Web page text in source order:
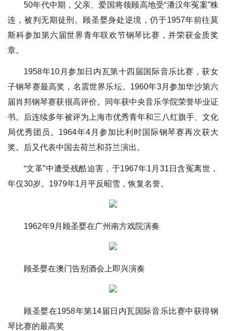
50年代中期，父亲、爱国将领顾高地受“潘汉年冤案”株
连，被判无期徒刑。顾圣婴身处逆境，仍于1957年前往莫
斯科参加第六届世界青年联欢节钢琴比赛，并荣获金质奖
章。
1958年10月参加日内瓦第十四届国际音乐比赛，获女
子钢琴赛最高奖，名震世界乐坛。1960年3月参加华沙第六
届肖邦钢琴赛获很高评价。同年获中央音乐学院荣誉毕业证
书。后连续多年被评为上海市优秀青年和三八红旗手、文化
局优秀团员。1964年4月参加比利时国际钢琴赛再次获大
奖。后又代表中国去荷兰和芬兰演出。
“文革”中遭受残酷迫害，于1967年1月31日含冤离世，
年仅30岁。1979年1月平反昭雪，恢复名誉。
1962年9月顾圣婴在广州南方戏院演奏
顾圣婴在澳门告别酒会上即兴演奏
顾圣婴在1958年第14届日内瓦国际音乐比赛中获得钢
琴比赛的最高奖